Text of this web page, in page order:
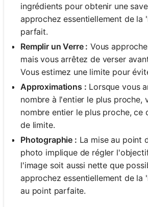
ingrédients pour obtenir une
approchez essentiellement de la
parfait.
Remplir un Verre : Vous
mais vous arrêtez de verser
Vous estimez une limite pour
Approximations : Lorsque vous
nombre à l'entier le plus proche,
nombre entier le plus proche, ce
de limite.
Photographie : La mise au point
photo implique de régler
l'image soit aussi nette que
approchez essentiellement de la
au point parfaite.